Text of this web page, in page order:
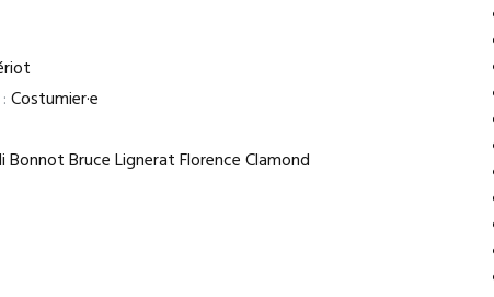
:Costumier·e
Bonnot Bruce Lignerat Florence Clamond